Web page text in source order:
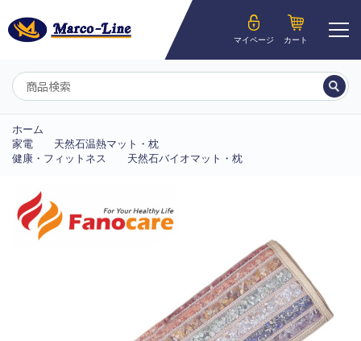
マイページ カート
ホーム
家電
天然石温熱マット・枕
健康・フィットネス
天然石バイオマット・枕
ようこそ__MEMBER_LASTNAME__様
マイページ